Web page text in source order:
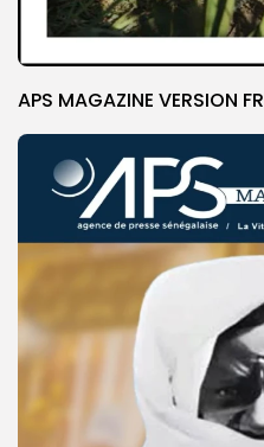
APS MAGAZINE VERSION FR